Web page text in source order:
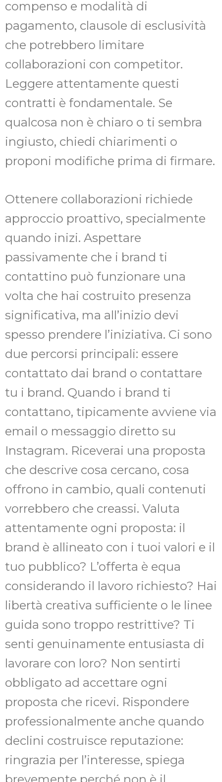
compenso e modalità di
pagamento, clausole di esclusività
che potrebbero limitare
collaborazioni con competitor.
Leggere attentamente questi
contratti è fondamentale. Se
qualcosa non è chiaro o ti sembra
ingiusto, chiedi chiarimenti o
proponi modifiche prima di firmare.
Ottenere collaborazioni richiede
approccio proattivo, specialmente
quando inizi. Aspettare
passivamente che i brand ti
contattino può funzionare una
volta che hai costruito presenza
significativa, ma all’inizio devi
spesso prendere l’iniziativa. Ci sono
due percorsi principali: essere
contattato dai brand o contattare
tu i brand. Quando i brand ti
contattano, tipicamente avviene via
email o messaggio diretto su
Instagram. Riceverai una proposta
che descrive cosa cercano, cosa
offrono in cambio, quali contenuti
vorrebbero che creassi. Valuta
attentamente ogni proposta: il
brand è allineato con i tuoi valori e il
tuo pubblico? L’offerta è equa
considerando il lavoro richiesto? Hai
libertà creativa sufficiente o le linee
guida sono troppo restrittive? Ti
senti genuinamente entusiasta di
lavorare con loro? Non sentirti
obbligato ad accettare ogni
proposta che ricevi. Rispondere
professionalmente anche quando
declini costruisce reputazione:
ringrazia per l’interesse, spiega